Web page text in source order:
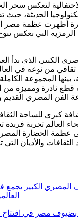
لتعكس سحر
الحديثة،
أظهرت عظمة مصر
التي تعكس
بينها المجموعة
قطع نادرة ومميزة من
كبرى للساحة
العالم تجربة فريدة
عظمة الحضارة
والأديان
المصري الكبير يجمع
مصر في افتتاح